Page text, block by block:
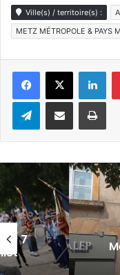
Ville(s) / territoire(s) :
METZ MÉTROPOLE & PAYS
TelegramPartager par e-mail
au